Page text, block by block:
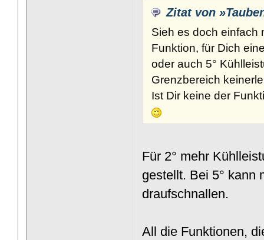
Zitat von
Sieh es doch einfach
Funktion, für Dich
oder auch 5°
Grenzbereich
Ist Dir keine der
Für 2° mehr
gestellt. Bei 5° kann
draufschnallen.
All die Funktionen,